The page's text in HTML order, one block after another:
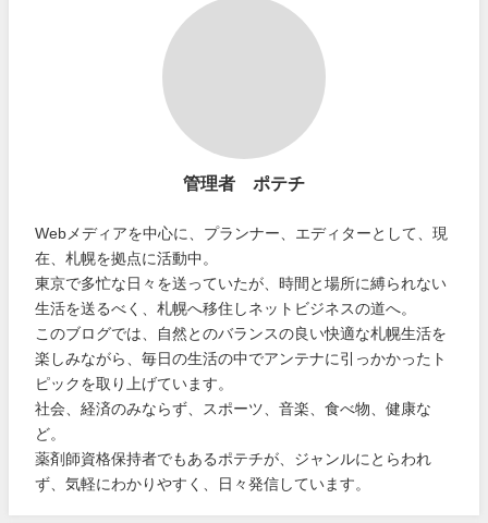
管理者 ポテチ
Webメディアを中心に、プランナー、エディターとして、現
在、札幌を拠点に活動中。
東京で多忙な日々を送っていたが、時間と場所に縛られない
生活を送るべく、札幌へ移住しネットビジネスの道へ。
このブログでは、自然とのバランスの良い快適な札幌生活を
楽しみながら、毎日の生活の中でアンテナに引っかかったト
ピックを取り上げています。
社会、経済のみならず、スポーツ、音楽、食べ物、健康な
ど。
薬剤師資格保持者でもあるポテチが、ジャンルにとらわれ
ず、気軽にわかりやすく、日々発信しています。